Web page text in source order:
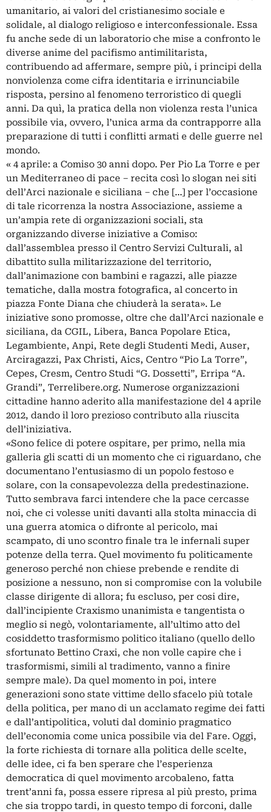
umanitario, ai valori del cristianesimo sociale e
solidale, al dialogo religioso e interconfessionale. Essa
fu anche sede di un laboratorio che mise a confronto le
diverse anime del pacifismo antimilitarista,
contribuendo ad affermare, sempre più, i principi della
nonviolenza come cifra identitaria e irrinunciabile
risposta, persino al fenomeno terroristico di quegli
anni. Da quì, la pratica della non violenza resta l’unica
possibile via, ovvero, l’unica arma da contrapporre alla
preparazione di tutti i conflitti armati e delle guerre nel
mondo.
« 4 aprile: a Comiso 30 anni dopo. Per Pio La Torre e per
un Mediterraneo di pace – recita così lo slogan nei siti
dell’Arci nazionale e siciliana – che […] per l’occasione
di tale ricorrenza la nostra Associazione, assieme a
un’ampia rete di organizzazioni sociali, sta
organizzando diverse iniziative a Comiso:
dall’assemblea presso il Centro Servizi Culturali, al
dibattito sulla militarizzazione del territorio,
dall’animazione con bambini e ragazzi, alle piazze
tematiche, dalla mostra fotografica, al concerto in
piazza Fonte Diana che chiuderà la serata». Le
iniziative sono promosse, oltre che dall’Arci nazionale e
siciliana, da CGIL, Libera, Banca Popolare Etica,
Legambiente, Anpi, Rete degli Studenti Medi, Auser,
Arciragazzi, Pax Christi, Aics, Centro “Pio La Torre”,
Cepes, Cresm, Centro Studi “G. Dossetti”, Erripa “A.
Grandi”, Terrelibere.org. Numerose organizzazioni
cittadine hanno aderito alla manifestazione del 4 aprile
2012, dando il loro prezioso contributo alla riuscita
dell’iniziativa.
«Sono felice di potere ospitare, per primo, nella mia
galleria gli scatti di un momento che ci riguardano, che
documentano l’entusiasmo di un popolo festoso e
solare, con la consapevolezza della predestinazione.
Tutto sembrava farci intendere che la pace cercasse
noi, che ci volesse uniti davanti alla stolta minaccia di
una guerra atomica o difronte al pericolo, mai
scampato, di uno scontro finale tra le infernali super
potenze della terra. Quel movimento fu politicamente
generoso perché non chiese prebende e rendite di
posizione a nessuno, non si compromise con la volubile
classe dirigente di allora; fu escluso, per cosi dire,
dall’incipiente Craxismo unanimista e tangentista o
meglio si negò, volontariamente, all’ultimo atto del
cosiddetto trasformismo politico italiano (quello dello
sfortunato Bettino Craxi, che non volle capire che i
trasformismi, simili al tradimento, vanno a finire
sempre male). Da quel momento in poi, intere
generazioni sono state vittime dello sfacelo più totale
della politica, per mano di un acclamato regime dei fatti
e dall’antipolitica, voluti dal dominio pragmatico
dell’economia come unica possibile via del Fare. Oggi,
la forte richiesta di tornare alla politica delle scelte,
delle idee, ci fa ben sperare che l’esperienza
democratica di quel movimento arcobaleno, fatta
trent’anni fa, possa essere ripresa al più presto, prima
che sia troppo tardi, in questo tempo di forconi, dalle